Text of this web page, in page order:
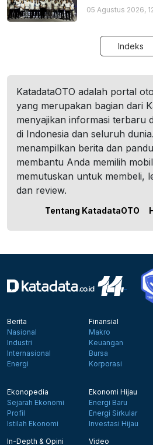
05 Agustus 2026,
Indeks
KatadataOTO adalah portal
yang merupakan bagian dari
menyajikan informasi terbaru
di Indonesia dan seluruh
menampilkan berita dan
membantu Anda memilih
memutuskan untuk membeli,
dan review.
Tentang KatadataOTO
Berita
Nasional
Industri
Internasional
Energi
Finansial
Makro
Keuangan
Bursa
Korporasi
Ekonopedia
Sejarah Ekonomi
Profil
Istilah Ekonomi
Ekonomi Hijau
Energi Baru
Energi Sirkular
Investasi Hijau
In-Depth & Opini
Video